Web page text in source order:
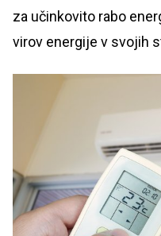
za učinkovito rabo
virov energije v svojih